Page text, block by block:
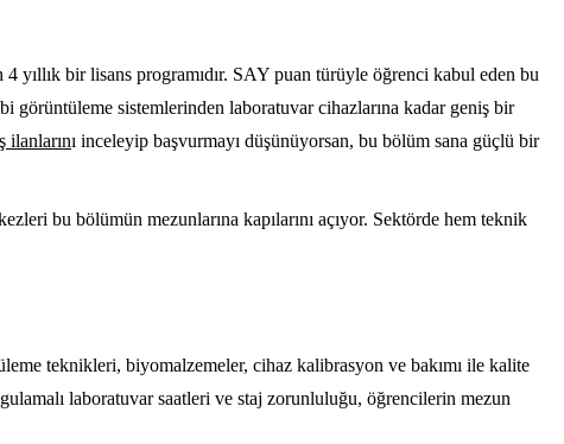
yıllık bir lisans programıdır. SAY puan türüyle öğrenci kabul eden bu
sistemlerinden laboratuvar cihazlarına kadar geniş bir
ilanlarını inceleyip başvurmayı düşünüyorsan, bu bölüm sana güçlü bir
bu bölümün mezunlarına kapılarını açıyor. Sektörde hem teknik
teknikleri, biyomalzemeler, cihaz kalibrasyon ve bakımı ile kalite
laboratuvar saatleri ve staj zorunluluğu, öğrencilerin mezun